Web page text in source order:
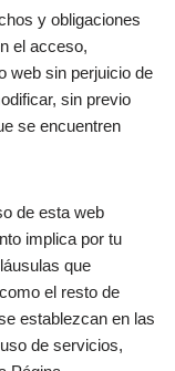
y obligaciones
el acceso,
web sin perjuicio de
sin previo
se encuentren
de esta web
implica por tu
que
el resto de
establezcan en las
de servicios,